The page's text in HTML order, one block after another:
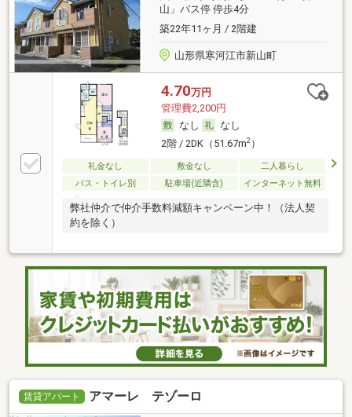
山」バス停 停歩4分
築22年11ヶ月 / 2階建
山形県寒河江市新山町
4.70万円
管理費2,200円
なし
なし
2階 / 2DK（51.67m2）
礼金なし 敷金なし
二人暮らし
バス・トイレ別
駐車場(近隣含) インターネット無料
弊社仲介で仲介手数料減額キャンペーン中！（法人契
約を除く）
賃貸アパート アマーレ テゾーロ